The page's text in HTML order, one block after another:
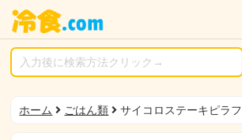
ホーム ごはん類 サイコロステーキピラフ